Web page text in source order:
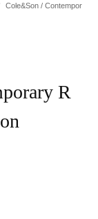
Cole&Son / Contempor
R